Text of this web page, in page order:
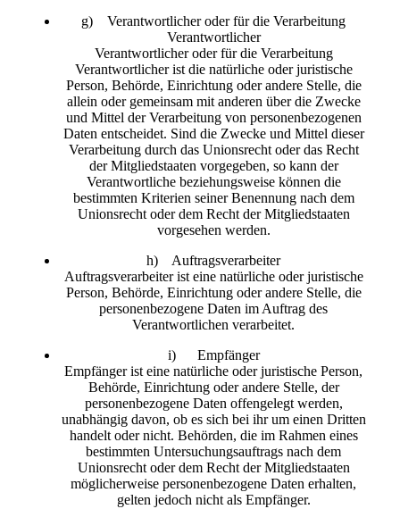
g) Verantwortlicher oder für die Verarbeitung
Verantwortlicher
Verantwortlicher oder für die Verarbeitung
Verantwortlicher ist die natürliche oder juristische
Person, Behörde, Einrichtung oder andere Stelle, die
allein oder gemeinsam mit anderen über die Zwecke
und Mittel der Verarbeitung von personenbezogenen
Daten entscheidet. Sind die Zwecke und Mittel dieser
Verarbeitung durch das Unionsrecht oder das Recht
der Mitgliedstaaten vorgegeben, so kann der
Verantwortliche beziehungsweise können die
bestimmten Kriterien seiner Benennung nach dem
Unionsrecht oder dem Recht der Mitgliedstaaten
vorgesehen werden.
h) Auftragsverarbeiter
Auftragsverarbeiter ist eine natürliche oder juristische
Person, Behörde, Einrichtung oder andere Stelle, die
personenbezogene Daten im Auftrag des
Verantwortlichen verarbeitet.
i) Empfänger
Empfänger ist eine natürliche oder juristische Person,
Behörde, Einrichtung oder andere Stelle, der
personenbezogene Daten offengelegt werden,
unabhängig davon, ob es sich bei ihr um einen Dritten
handelt oder nicht. Behörden, die im Rahmen eines
bestimmten Untersuchungsauftrags nach dem
Unionsrecht oder dem Recht der Mitgliedstaaten
möglicherweise personenbezogene Daten erhalten,
gelten jedoch nicht als Empfänger.